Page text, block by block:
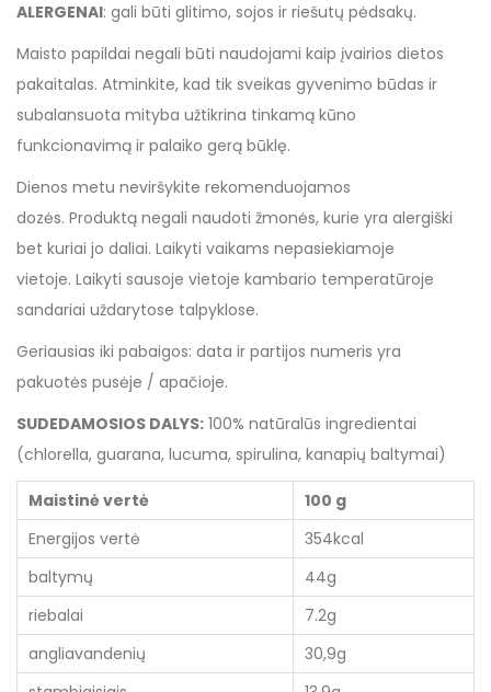
ALERGENAI: gali būti glitimo, sojos ir riešutų pėdsakų.
Maisto papildai negali būti naudojami kaip įvairios dietos
pakaitalas. Atminkite, kad tik sveikas gyvenimo būdas ir
subalansuota mityba užtikrina tinkamą kūno
funkcionavimą ir palaiko gerą būklę.
Dienos metu neviršykite rekomenduojamos
dozės. Produktą negali naudoti žmonės, kurie yra alergiški
bet kuriai jo daliai. Laikyti vaikams nepasiekiamoje
vietoje. Laikyti sausoje vietoje kambario temperatūroje
sandariai uždarytose talpyklose.
Geriausias iki pabaigos: data ir partijos numeris yra
pakuotės pusėje / apačioje.
SUDEDAMOSIOS DALYS: 100% natūralūs ingredientai
(chlorella, guarana, lucuma, spirulina, kanapių baltymai)
Maistinė vertė
100 g
Energijos vertė
354kcal
baltymų
44g
riebalai
7.2g
angliavandenių
30,9g